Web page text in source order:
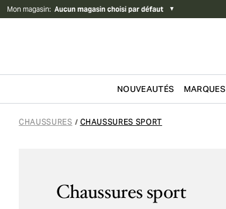
Mon magasin: Aucun magasin choisi par défaut ▼
NOUVEAUTÉS MARQUES
CHAUSSURES / CHAUSSURES SPORT
Chaussures sport